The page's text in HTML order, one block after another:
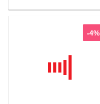
-4%